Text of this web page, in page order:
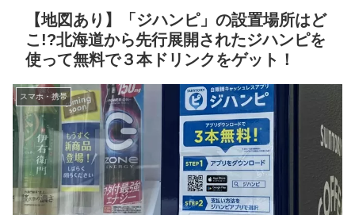
【地図あり】「ジハンピ」の設置場所はど
こ!?北海道から先行展開されたジハンピを
使って無料で３本ドリンクをゲット！
スマホ・携帯